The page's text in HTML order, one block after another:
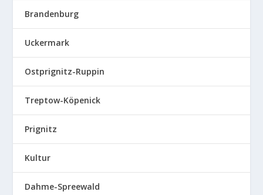
Brandenburg
Uckermark
Ostprignitz-Ruppin
Treptow-Köpenick
Prignitz
Kultur
Dahme-Spreewald